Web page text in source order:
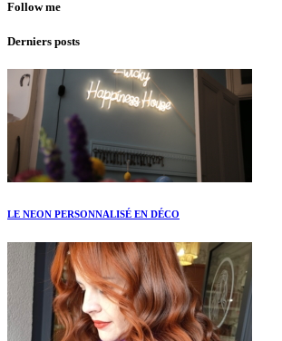
Follow me
Derniers posts
LE NEON PERSONNALISÉ EN DÉCO